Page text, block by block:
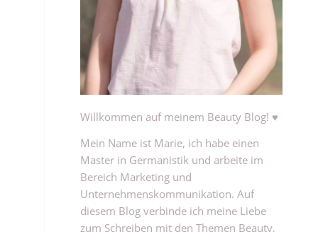
Willkommen auf meinem Beauty Blog! ♥
Mein Name ist Marie, ich habe einen
Master in Germanistik und arbeite im
Bereich Marketing und
Unternehmenskommunikation. Auf
diesem Blog verbinde ich meine Liebe
zum Schreiben mit den Themen Beauty,